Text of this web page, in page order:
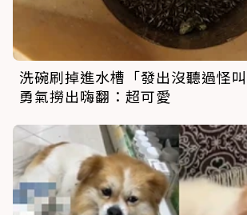
洗碗刷掉進水槽「發出沒聽過怪
勇氣撈出嗨翻：超可愛